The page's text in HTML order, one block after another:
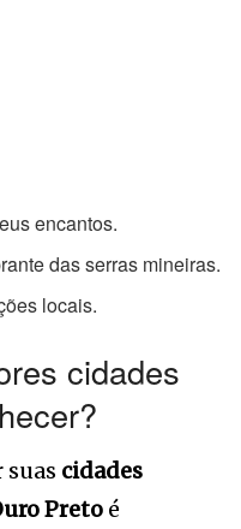
encantos.
das serras mineiras.
locais.
cidades
suas cidades
Preto é